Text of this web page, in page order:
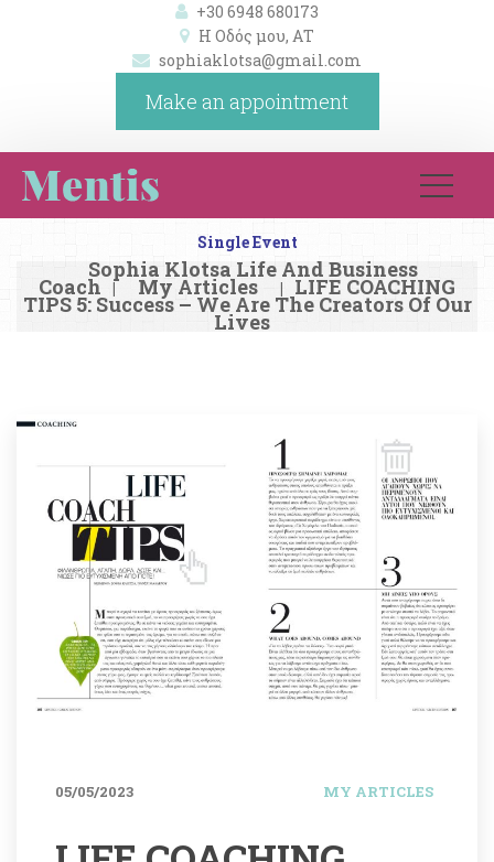
+30 6948 680173
Η Οδός μου, ΑΤ
ophiaklotsa@gmail.com
Make an appointment
Single Event
Sophia Klotsa Life And Business
Coach | My Article | LIFE COACHING
TIPS 5: Success – We Are The Creators Of Our
Live
05/05/2023 MY ARTICLES